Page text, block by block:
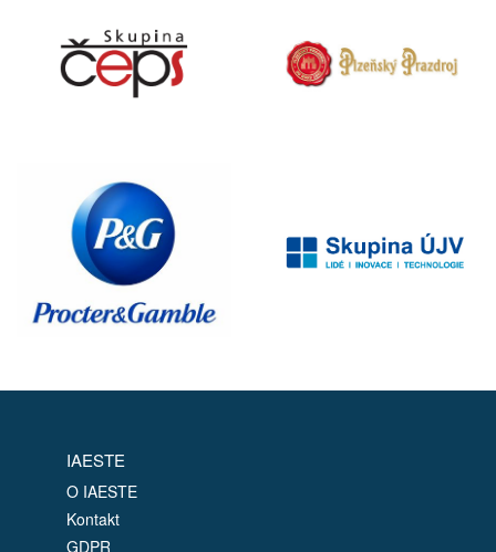
IAESTE
O IAESTE
Kontakt
GDPR